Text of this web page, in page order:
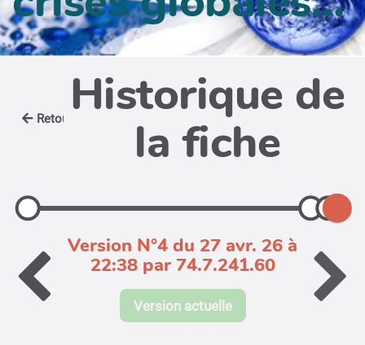
Retour Historique de
la fiche
Version N°4 du 27 avr. 26 à
22:38 par 74.7.241.60
Version actuelle